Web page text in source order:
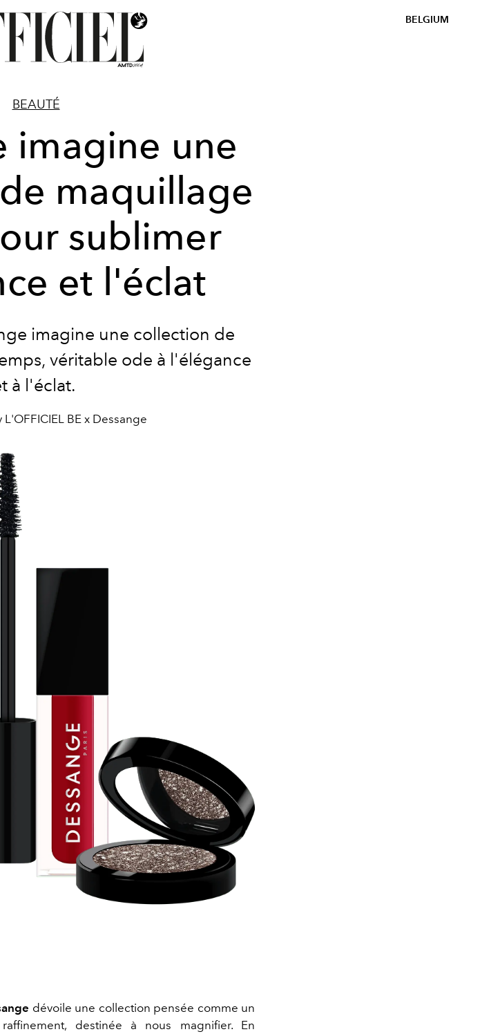
BELGIUM
BEAUTÉ
imagine une
maquillage
sublimer
et l'éclat
imagine une collection de
véritable ode à l'élégance
à l'éclat.
BE x Dessange
dévoile une collection pensée comme un
destinée à nous magnifier. En